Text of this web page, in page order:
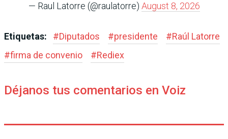
— Raul Latorre (@raulatorre) August 8, 2026
Etiquetas: #Diputados #presidente #Raúl Latorre
#firma de convenio #Rediex
Déjanos tus comentarios en Voiz